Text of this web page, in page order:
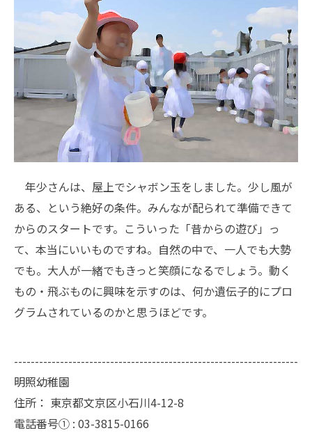
年少さんは、屋上でシャボン玉をしました。少し風が
ある、という絶好の条件。みんなが配られて準備できて
からのスタートです。こういった「昔からの遊び」っ
て、本当にいいものですね。自然の中で、一人でも大勢
でも。大人が一緒でもきっと笑顔になるでしょう。動く
もの・飛ぶものに興味を示すのは、何か遺伝子的にプロ
グラムされているのかと思うほどです。
--------------------------------------------------------------------
明照幼稚園
住所： 東京都文京区小石川4-12-8
電話番号① : 03-3815-0166